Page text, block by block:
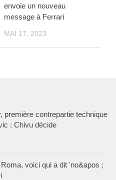
envoie un nouveau
message à Ferrari
MAI 17, 2023
première contrepartie technique
: Chivu décide
voici qui a dit 'no&apos ;